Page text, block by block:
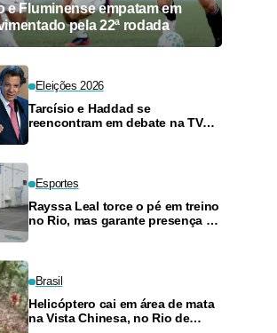
e Fluminense empatam em
pela 22ª rodada
Eleições 2026
Tarcísio e Haddad se
reencontram em debate na TV
Esportes
Rayssa Leal torce o pé em treino
no Rio, mas garante presença no
Brasil
Helicóptero cai em área de mata
na Vista Chinesa, no Rio de